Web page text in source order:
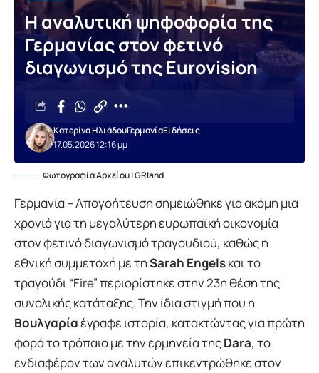
Η αναλυτική ψηφοφορία της
Γερμανίας στον φετινό
διαγωνισμό της Eurovision
17.05.2026 12:16 μμ
Κατερίνα ΗλιάδουΓερμανίαΕιδήσεις
Φωτογραφία Αρχείου | GRland
Γερμανία – Απογοήτευση σημειώθηκε για ακόμη μια
χρονιά για τη μεγαλύτερη ευρωπαϊκή οικονομία
στον φετινό διαγωνισμό τραγουδιού, καθώς η
εθνική συμμετοχή με τηSarah Engelsκαι το
τραγούδι “Fire” περιορίστηκε στην 23η θέση της
συνολικής κατάταξης. Την ίδια στιγμή που η
Βουλγαρίαέγραφε ιστορία, κατακτώντας για πρώτη
φορά το τρόπαιο με την ερμηνεία τηςDara, το
ενδιαφέρον των αναλυτών επικεντρώθηκε στον